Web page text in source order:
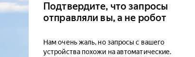
Подтвердите, что запросы
отправляли вы, а не робот
Нам очень жаль, но запросы с вашего
устройства похожи на автоматические.